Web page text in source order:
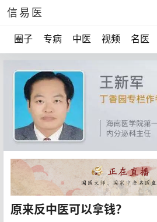
信易医
圈子 专病 中医 视频 名医
原来反中医可以拿钱？